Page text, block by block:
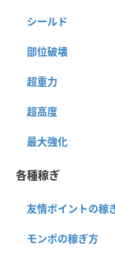
シールド
部位破壊
超重力
超高度
最大強化
各種稼ぎ
友情ポイントの稼
モンポの稼ぎ方